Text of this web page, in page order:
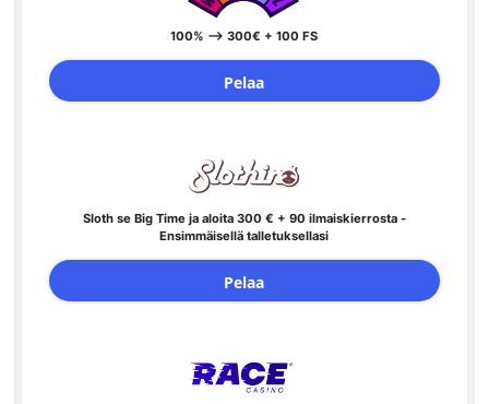
100% --> 300€ + 100 FS
Pelaa
Sloth se Big Time ja aloita 300 € + 90 ilmaiskierrosta -
Ensimmäisellä talletuksellasi
Pelaa